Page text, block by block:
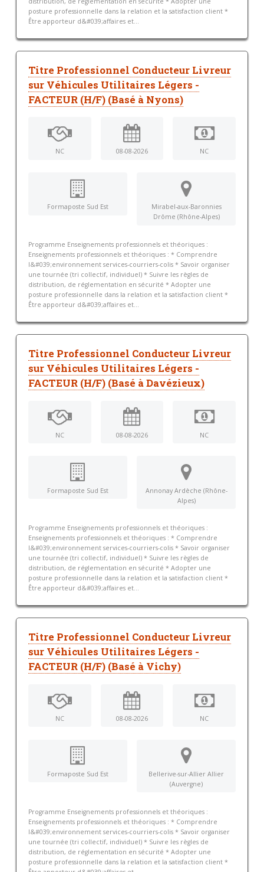
posture professionnelle dans la relation et la satisfaction client *
Être apporteur d&#039;affaires et...
Titre Professionnel Conducteur Livreur
sur Véhicules Utilitaires Légers -
FACTEUR (H/F) (Basé à Nyons)
NC 08-08-2026 NC
Formaposte Sud Est
Mirabel-aux-Baronnies
Drôme (Rhône-Alpes)
Programme Enseignements professionnels et théoriques :
Enseignements professionnels et théoriques : * Comprendre
l&#039;environnement services-courriers-colis * Savoir organiser
une tournée (tri collectif, individuel) * Suivre les règles de
distribution, de réglementation en sécurité * Adopter une
posture professionnelle dans la relation et la satisfaction client *
Être apporteur d&#039;affaires et...
Titre Professionnel Conducteur Livreur
sur Véhicules Utilitaires Légers -
FACTEUR (H/F) (Basé à Davézieux)
NC 08-08-2026 NC
Formaposte Sud Est
Annonay Ardèche (Rhône-
Alpes)
Programme Enseignements professionnels et théoriques :
Enseignements professionnels et théoriques : * Comprendre
l&#039;environnement services-courriers-colis * Savoir organiser
une tournée (tri collectif, individuel) * Suivre les règles de
distribution, de réglementation en sécurité * Adopter une
posture professionnelle dans la relation et la satisfaction client *
Être apporteur d&#039;affaires et...
Titre Professionnel Conducteur Livreur
sur Véhicules Utilitaires Légers -
FACTEUR (H/F) (Basé à Vichy)
NC 08-08-2026 NC
Formaposte Sud Est
Bellerive-sur-Allier Allier
(Auvergne)
Programme Enseignements professionnels et théoriques :
Enseignements professionnels et théoriques : * Comprendre
l&#039;environnement services-courriers-colis * Savoir organiser
une tournée (tri collectif, individuel) * Suivre les règles de
distribution, de réglementation en sécurité * Adopter une
posture professionnelle dans la relation et la satisfaction client *